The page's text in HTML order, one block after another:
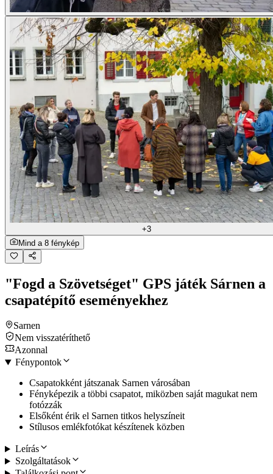
+3
Mind a 8 fénykép
"Fogd a Szövetséget" GPS játék Sárnen a
csapatépítő eseményekhez
Sarnen
Nem visszatéríthető
Azonnal
Fénypontok
Csapatokként játszanak Sarnen városában
Fényképezik a többi csapatot, miközben saját magukat nem
fotózzák
Elsőként érik el Sarnen titkos helyszíneit
Stílusos emlékfotókat készítenek közben
Leírás
Szolgáltatások